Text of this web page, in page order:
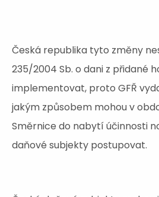
Česká republika tyto změny
235/2004 Sb. o dani z přidané
implementovat, proto GFŘ
jakým způsobem mohou v
Směrnice do nabytí účinnosti
daňové subjekty postupovat.